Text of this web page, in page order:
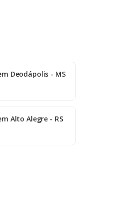
Deodápolis - MS
Alto Alegre - RS